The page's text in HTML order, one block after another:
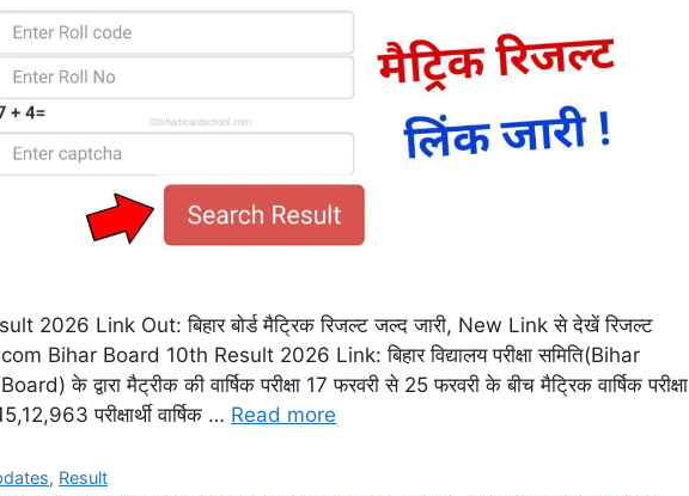
2026 Link Out: बिहार बोर्ड मैट्रिक रिजल्ट जल्द जारी, New Link से देखें रिजल्ट
Bihar Board 10th Result 2026 Link: बिहार विद्यालय परीक्षा समिति(Bihar
के द्वारा मैट्रीक की वार्षिक परीक्षा 17 फरवरी से 25 फरवरी के बीच मैट्रिक वार्षिक परीक्षा
परीक्षार्थी वार्षिक … Read more
, Result